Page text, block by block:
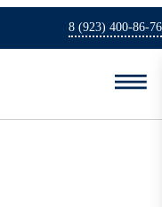
8 (923) 400-86-76